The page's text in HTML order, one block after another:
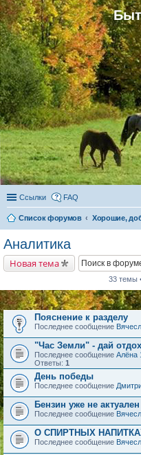
Ссылки FAQ
Список форумов
Аналитика
Новая тема
33 темы
Пояснение к разделу
Последнее сообщение
"Час Земли" - дай
Последнее сообщение Алёна
Ответы: 1
День победы
Последнее сообщение
Бензин уже не актуален
Последнее сообщение
О СПИРТНЫХ
Последнее сообщение